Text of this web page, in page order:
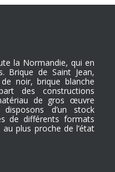
la Normandie, qui en
Brique de Saint Jean,
noir, brique blanche
des constructions
de gros œuvre
d’un stock
de différents formats
plus proche de l’état